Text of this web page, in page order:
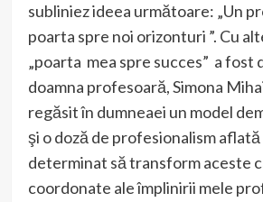
subliniez ideea următoare: „Un
poarta spre noi orizonturi ”. Cu
„poarta mea spre succes” a fost
doamna profesoară, Simona
regăsit în dumneaei un model
şi o doză de profesionalism aflată
determinat să transform aceste
coordonate ale împlinirii mele